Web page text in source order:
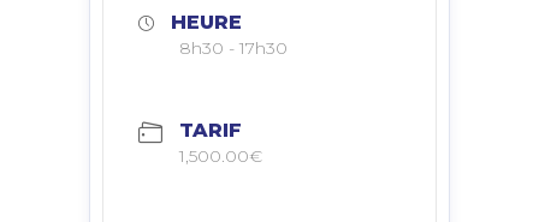
HEURE
8h30 - 17h30
TARIF
1,500.00€